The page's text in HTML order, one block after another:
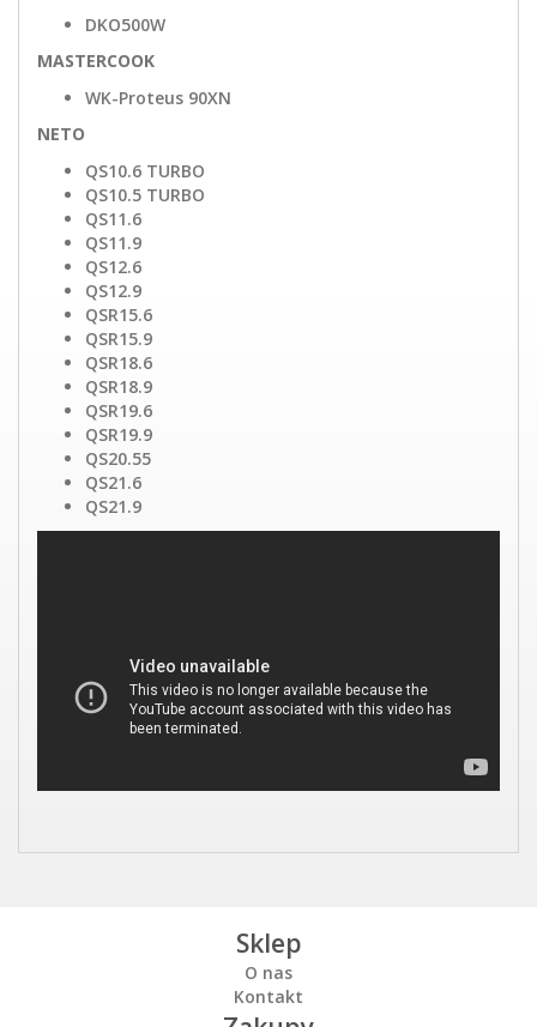
DKO500W
MASTERCOOK
WK-Proteus 90XN
NETO
QS10.6 TURBO
QS10.5 TURBO
QS11.6
QS11.9
QS12.6
QS12.9
QSR15.6
QSR15.9
QSR18.6
QSR18.9
QSR19.6
QSR19.9
QS20.55
QS21.6
QS21.9
Sklep
O nas
Kontakt